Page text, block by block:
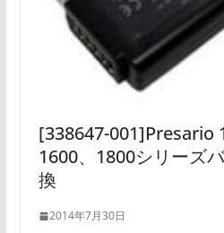
[338647-001]Presario
1600、1800シリーズ
換
2014年7月30日